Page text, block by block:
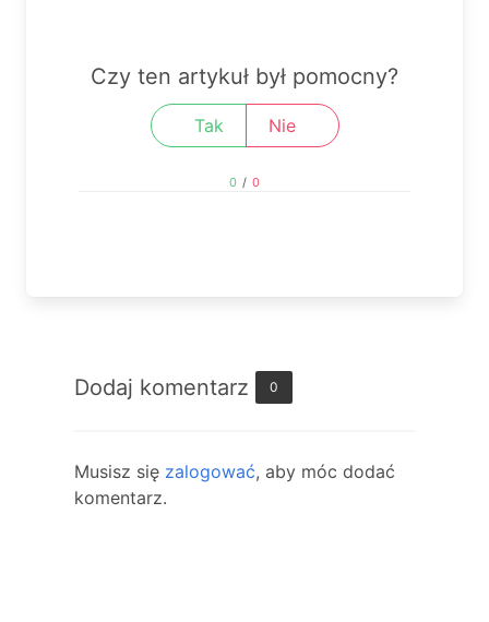
Czy ten artykuł był pomocny?
Tak Nie
0 / 0
Dodaj komentarz 0
Musisz się zalogować, aby móc dodać
komentarz.